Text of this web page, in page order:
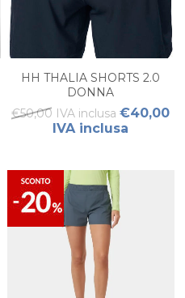
HH THALIA SHORTS 2.0
DONNA
€50,00 IVA inclusa €40,00
IVA inclusa